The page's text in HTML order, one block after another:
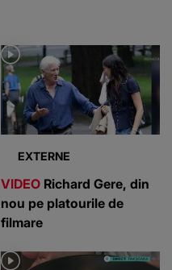
EXTERNE
VIDEO Richard Gere, din
nou pe platourile de
filmare